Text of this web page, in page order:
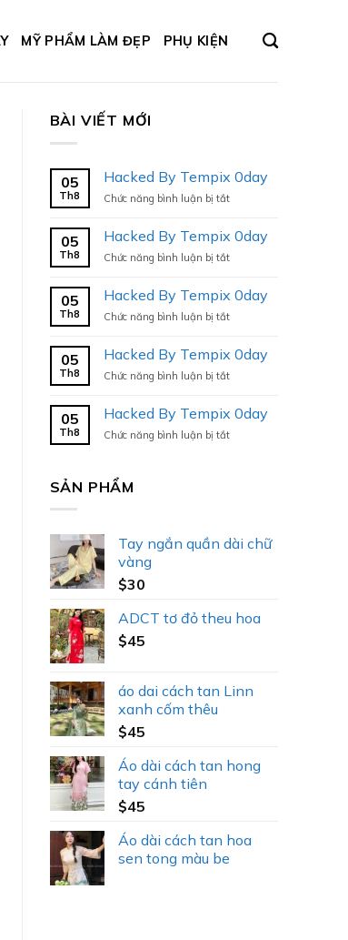
MỸ PHẨM LÀM ĐẸP PHỤ KIỆN
BÀI VIẾT MỚI
05
Th8
Hacked By Tempix 0day
Chức năng bình luận bị tắtở
Tempix
0day
05
Th8
Hacked By Tempix 0day
Chức năng bình luận bị tắtở
Tempix
0day
05
Th8
Hacked By Tempix 0day
Chức năng bình luận bị tắtở
Tempix
0day
05
Th8
Hacked By Tempix 0day
Chức năng bình luận bị tắtở
Tempix
0day
05
Th8
Hacked By Tempix 0day
Chức năng bình luận bị tắtở
SẢN PHẨM
Tay ngắn quần dài chữ
vàng
$30
ADCT tơ đỏ theu hoa
$45
áo dai cách tan Linn
xanh cốm thêu
$45
Áo dài cách tan hong
tay cánh tiên
$45
Áo dài cách tan hoa
sen tong màu be